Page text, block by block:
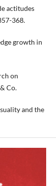
actitudes
368.
growth in
on
Co.
and the